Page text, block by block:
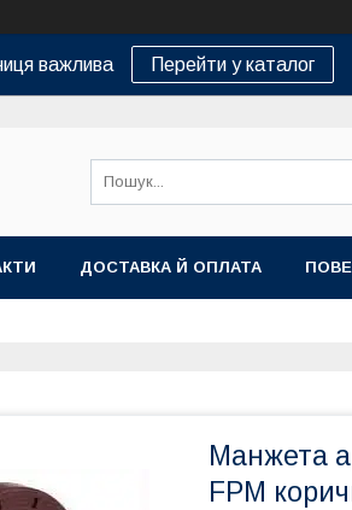
важлива Перейти у каталог
ДОСТАВКА Й ОПЛАТА
Манжета
FРM